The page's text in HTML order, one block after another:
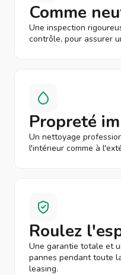
Comme
Une inspection
contrôle, pour assurer
Propreté
Un nettoyage
l'intérieur comme à
Roulez
Une garantie totale et
pannes pendant toute
leasing.